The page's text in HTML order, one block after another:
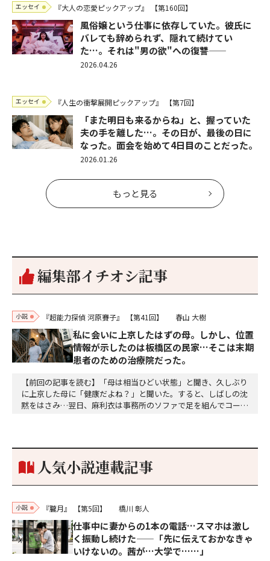
エッセイ 『大人の恋愛ピックアップ』 【第160回】
風俗嬢という仕事に依存していた。彼氏に
バレても辞められず、隠れて続けてい
た…。それは"男の欲"への復讐――
2026.04.26
エッセイ 『人生の衝撃展開ピックアップ』 【第7回】
「また明日も来るからね」と、握っていた
夫の手を離した…。その日が、最後の日に
なった。面会を始めて4日目のことだった。
2026.01.26
もっと見る
編集部イチオシ記事
小説 『超能力探偵 河原賽子』 【第41回】 春山 大樹
私に会いに上京したはずの母。しかし、位置
情報が示したのは板橋区の民家…そこは末期
患者のための治療院だった。
【前回の記事を読む】「母は相当ひどい状態」と聞き、久しぶり
に上京した母に「健康だよね？」と聞いた。すると、しばしの沈
黙をはさみ…翌日、麻利衣は事務所のソファで足を組んでコーヒ
個のサイコロが握られていた。「やはり私はあなたの超…
人気小説連載記事
小説 『朧月』 【第5回】 橋川 彰人
仕事中に妻からの1本の電話…スマホは激し
く振動し続けた——「先に伝えておかなきゃ
いけないの。茜が…大学で……」